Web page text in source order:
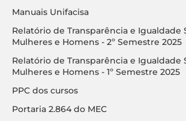
Manuais Unifacisa
Relatório de Transparência e Igualdade
Mulheres e Homens - 2º Semestre 2025
Relatório de Transparência e Igualdade
Mulheres e Homens - 1º Semestre 2025
PPC dos cursos
Portaria 2.864 do MEC